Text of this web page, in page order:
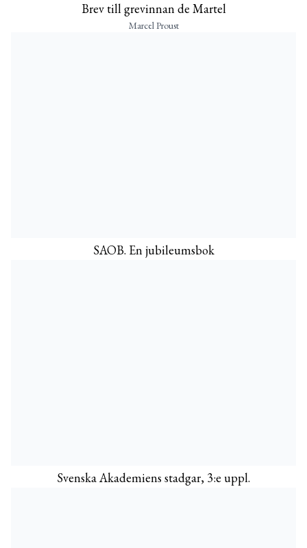
Brev till grevinnan de Martel
Marcel Proust
SAOB. En jubileumsbok
Svenska Akademiens stadgar, 3:e uppl.